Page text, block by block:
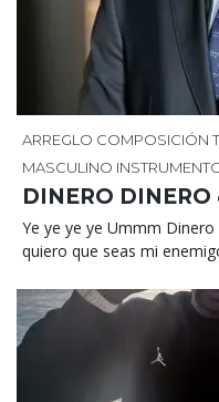
ARREGLO COMPOSICIÓN
MASCULINO
DINERO DINERO
Ye ye ye ye Ummm
quiero que seas mi